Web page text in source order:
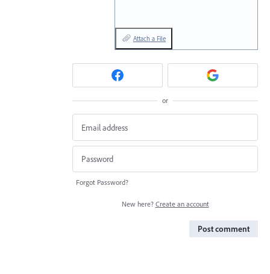
Attach a File
or
Forgot Password?
New here? Create an account
Post comment